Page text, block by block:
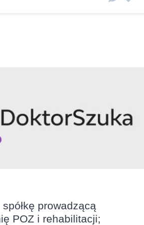
prowadzącą
POZ i rehabilitacji;